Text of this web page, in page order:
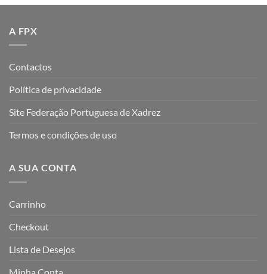
A FPX
Contactos
Política de privacidade
Site Federação Portuguesa de Xadrez
Termos e condições de uso
A SUA CONTA
Carrinho
Checkout
Lista de Desejos